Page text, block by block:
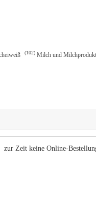
102 Milch und
zur Zeit keine Online-